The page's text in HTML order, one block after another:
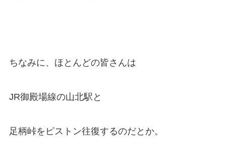
ちなみに、ほとんどの皆さんは
JR御殿場線の山北駅と
足柄峠をピストン往復するのだとか。